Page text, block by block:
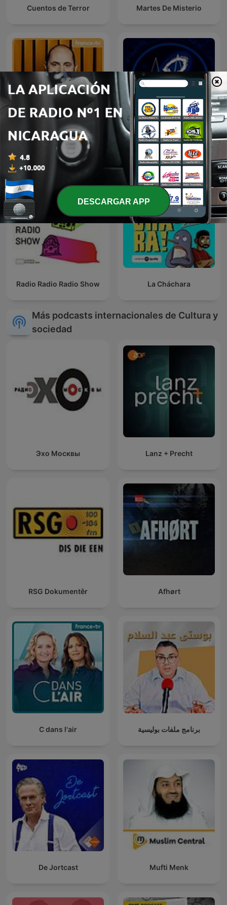
Cuentos de Terror Martes De Misterio
C ce soir Frecuencia Paranormal
Radio Radio Radio Show La Cháchara
Más podcasts internacionales de Cultura y
sociedad
Эхо Москвы Lanz + Precht
RSG Dokumentêr Afhørt
C dans l'air برنامج ملفات بوليسية
De Jortcast Mufti Menk
DESCARGAR APP